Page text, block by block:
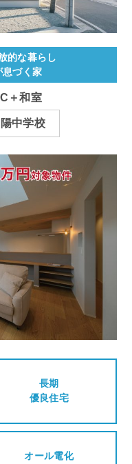
的な暮らし
息づく家
＋和室
中学校
長期
優良住宅
オール電化